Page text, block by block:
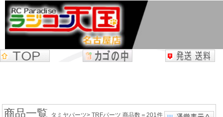
商品一覧 タミヤパーツ> TRFパーツ 商品数＝201件